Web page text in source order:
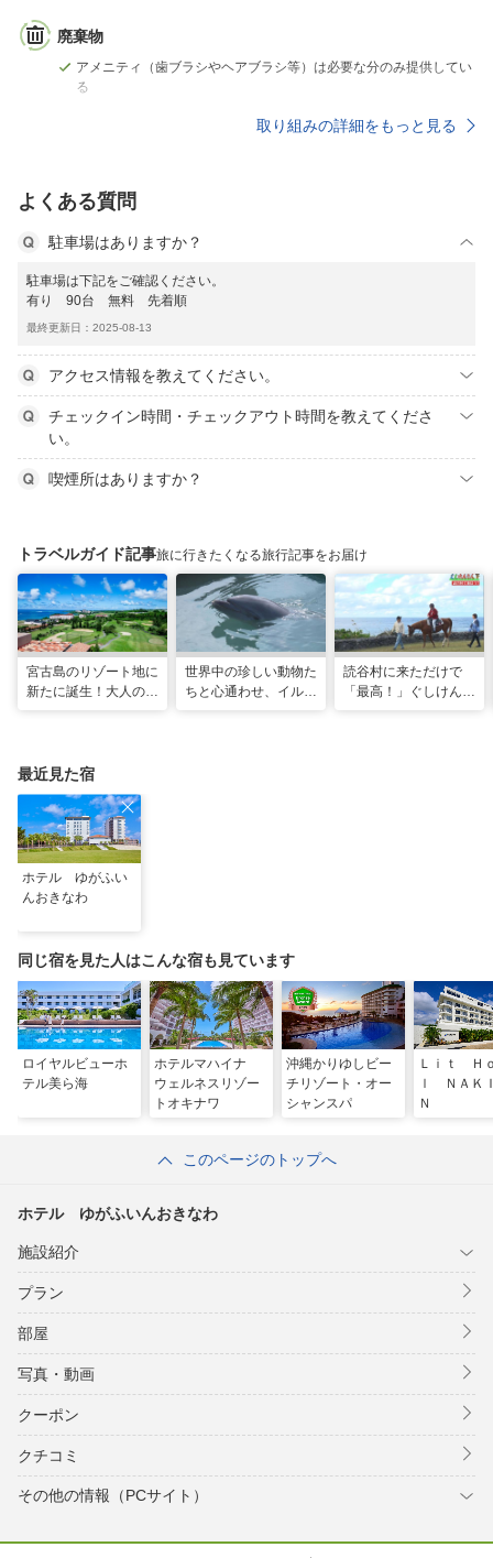
廃棄物
アメニティ（歯ブラシやヘアブラシ等）は必要な分のみ提供してい
る
取り組みの詳細をもっと見る
よくある質問
駐車場はありますか？
駐車場は下記をご確認ください。
有り 90台 無料 先着順
最終更新日：2025-08-13
アクセス情報を教えてください。
チェックイン時間・チェックアウト時間を教えてくださ
い。
喫煙所はありますか？
トラベルガイド記事旅に行きたくなる旅行記事をお届け
宮古島のリゾート地に
新たに誕生！大人の特
世界中の珍しい動物た
ちと心通わせ、イルカ
読谷村に来ただけで
「最高！」ぐしけんさ
最近見た宿
ホテル ゆがふい
んおきなわ
同じ宿を見た人はこんな宿も見ています
ロイヤルビューホ
テル美ら海
ホテルマハイナ
ウェルネスリゾー
トオキナワ
沖縄かりゆしビー
チリゾート・オー
シャンスパ
Ｌｉｔ Ｈ
ｌ ＮＡＫ
Ｎ
このページのトップへ
ホテル ゆがふいんおきなわ
施設紹介
プラン
部屋
写真・動画
クーポン
クチコミ
その他の情報（PCサイト）